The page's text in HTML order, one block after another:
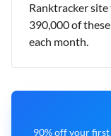
Ranktracker
390,000 of
each month.
90% off your